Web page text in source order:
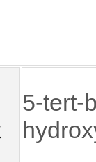
5-tert-